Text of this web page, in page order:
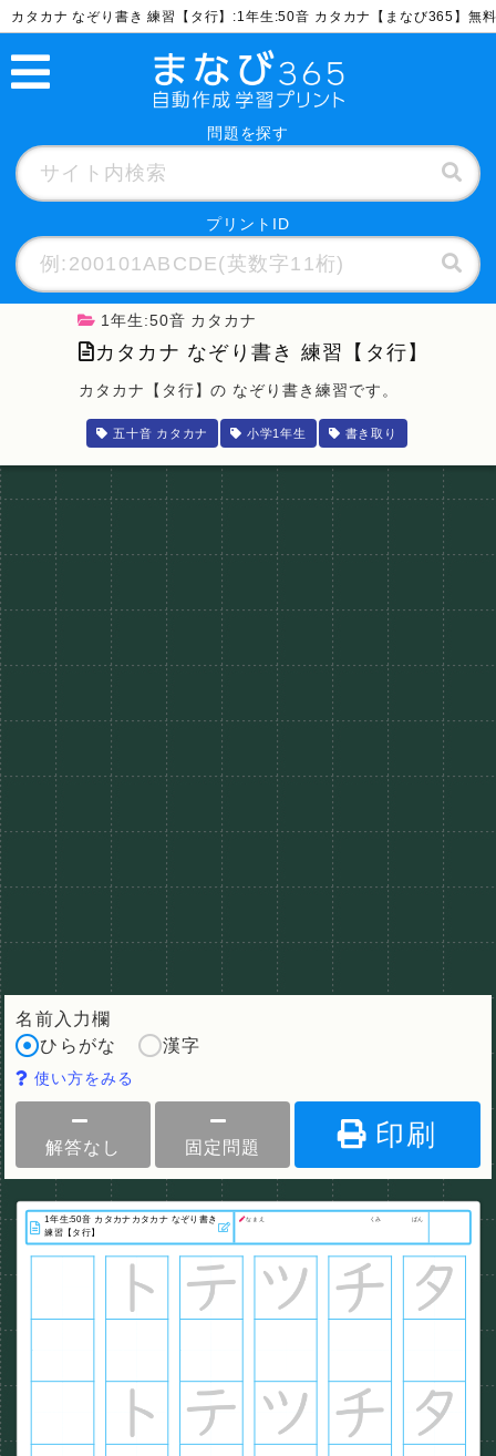
カタカナ なぞり書き 練習【タ行】:1年生:50音 カタカナ【まなび365】無
問題を探す
プリントID
1年生:50音 カタカナ
カタカナ なぞり書き 練習【タ行】
カタカナ【タ行】の なぞり書き練習です。
五十音 カタカナ 小学1年生 書き取り
名前入力欄
ひらがな
漢字
使い方をみる
解答なし 固定問題 印刷
なまえ くみ ばん